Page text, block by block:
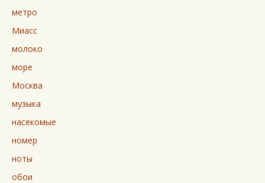
метро
Миасс
молоко
море
Москва
музыка
насекомые
номер
ноты
обои